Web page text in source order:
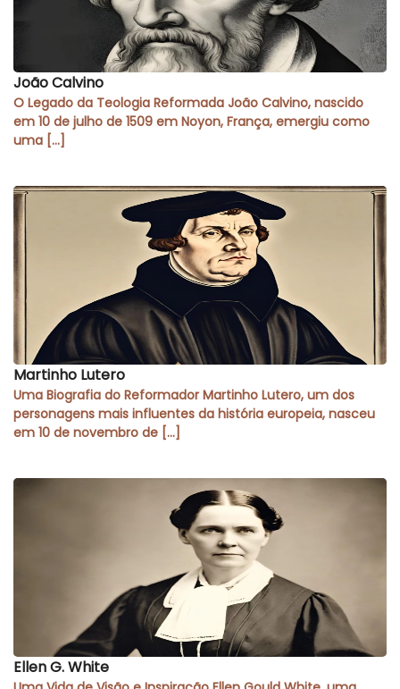
João Calvino
O Legado da Teologia Reformada João Calvino, nascido
em 10 de julho de 1509 em Noyon, França, emergiu como
uma […]
Martinho Lutero
Uma Biografia do Reformador Martinho Lutero, um dos
personagens mais influentes da história europeia, nasceu
em 10 de novembro de […]
Ellen G. White